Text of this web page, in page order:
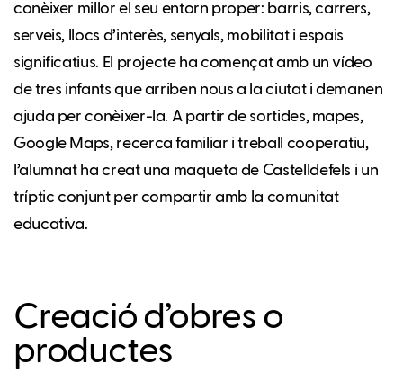
conèixer millor el seu entorn proper: barris, carrers,
serveis, llocs d’interès, senyals, mobilitat i espais
significatius. El projecte ha començat amb un vídeo
de tres infants que arriben nous a la ciutat i demanen
ajuda per conèixer-la. A partir de sortides, mapes,
Google Maps, recerca familiar i treball cooperatiu,
l’alumnat ha creat una maqueta de Castelldefels i un
tríptic conjunt per compartir amb la comunitat
educativa.
Creació d’obres o
productes